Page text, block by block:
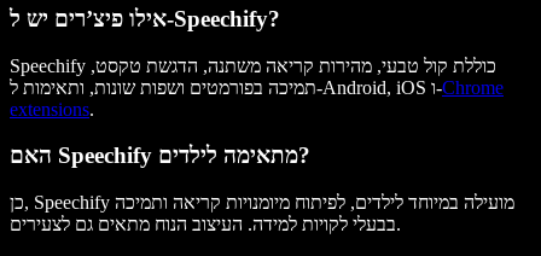
אילו פיצ’רים יש ל-Speechify?
Speechify כוללת קול טבעי, מהירות קריאה משתנה, הדגשת טקסט,
תמיכה בפורמטים ושפות שונות, ותאימות ל-Android, iOS ו-Chrome
extensions.
האם Speechify מתאימה לילדים?
כן, Speechify מועילה במיוחד לילדים, לפיתוח מיומנויות קריאה ותמיכה
בבעלי לקויות למידה. העיצוב הנוח מתאים גם לצעירים.